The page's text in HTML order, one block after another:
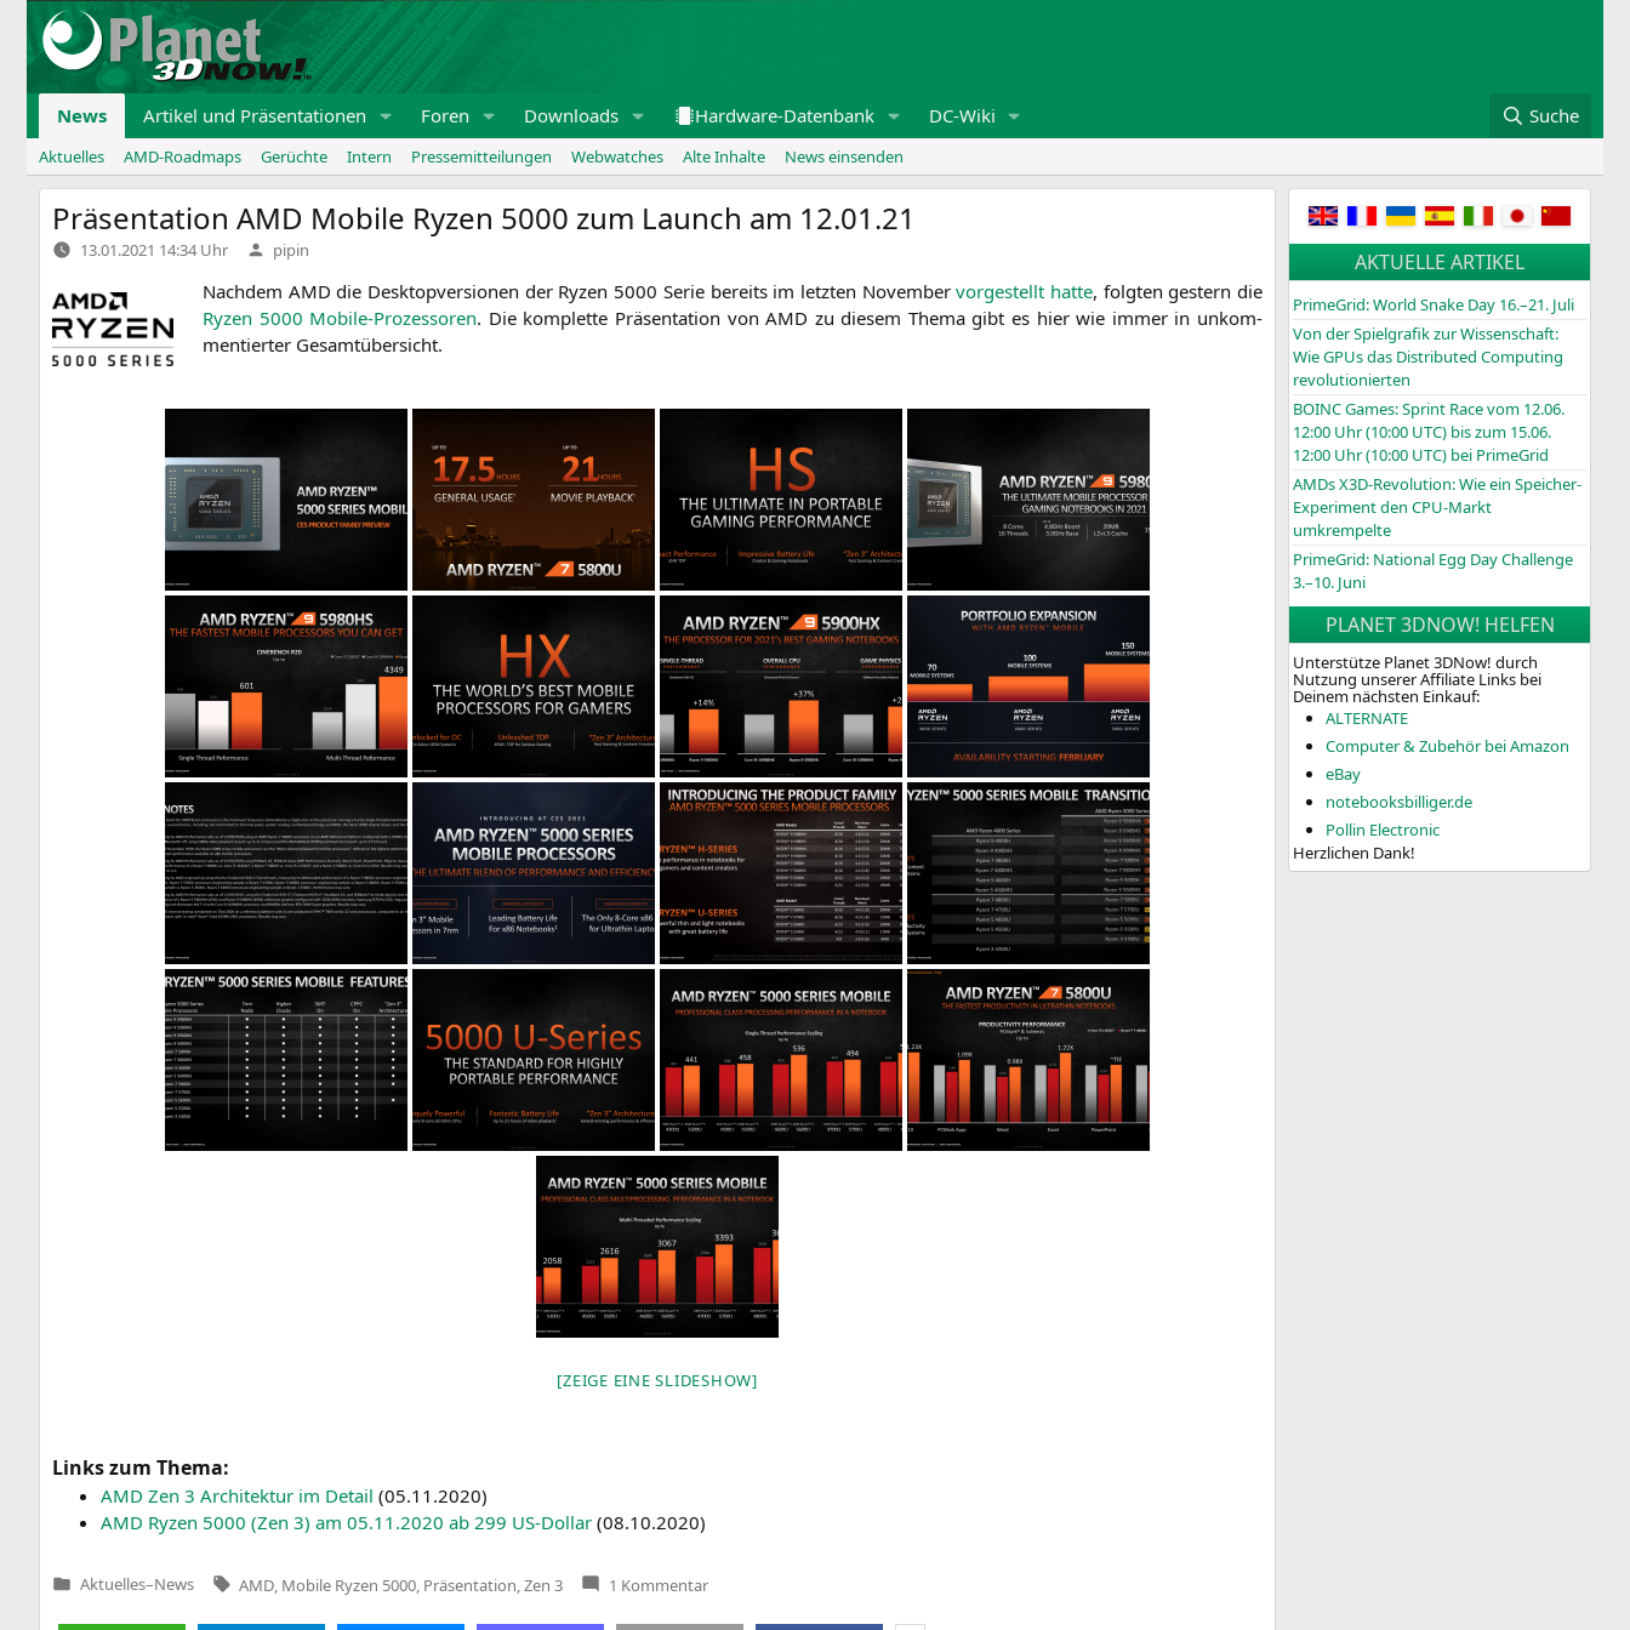
Zum
Inhalt
springen
News Artikel und Präsentationen Foren Downloads Hardware-Datenbank DC-Wiki Suche
Aktuelles AMD-Roadmaps Gerüchte Intern Pressemitteilungen Webwatches Alte Inhalte News einsenden
Präsentation AMD Mobile Ryzen 5000 zum Launch am 12.01.21
13.01.2021 14:34 Uhr Verfasst
von
pipin
Nach­dem AMD die Desk­top­ver­sio­nen der Ryzen 5000 Serie bereits im letz­ten Novem­bervor­ge­stellt hat­te, folg­ten gestern die
Ryzen 5000 Mobi­le-Pro­zes­so­ren. Die kom­plet­te Prä­sen­ta­ti­on vonAMD zu die­sem The­ma gibt es hier wie immer in unkom­
men­tier­ter Gesamtübersicht.
[ZEI­GE EINE SLIDESHOW]
Links zum Thema:
AMD Zen 3 Archi­tek­tur im Detail (05.11.2020)
AMD Ryzen 5000 (Zen 3) am 05.11.2020 ab 299 US-Dol­lar (08.10.2020)
Veröffentlicht
Aktuelles–News Tags:
AMD Mobile Ryzen 5000 Präsentation Zen 3 1 Kommentarzu
AKTUELLE ARTIKEL
PrimeGrid: World Snake Day 16.–21. Juli
Von der Spielgrafik zur Wissenschaft:
Wie GPUs das Distributed Computing
revolutionierten
BOINCGames: Sprint Race vom 12.06.
12:00 Uhr (10:00 UTC) bis zum 15.06.
12:00 Uhr (10:00 UTC) bei PrimeGrid
AMDs X3D-Revolution: Wie ein Speicher-
Experiment den CPU-Markt
umkrempelte
PrimeGrid: National Egg Day Challenge
3.–10. Juni
PLANET 3DNOW! HELFEN
Unterstütze Planet 3DNow! durch
Nutzung unserer Affiliate Links bei
Deinem nächsten Einkauf:
ALTERNATE
Computer & Zubehör bei Amazon
eBay
notebooksbilliger.de
Pollin Electronic
Herzlichen Dank!